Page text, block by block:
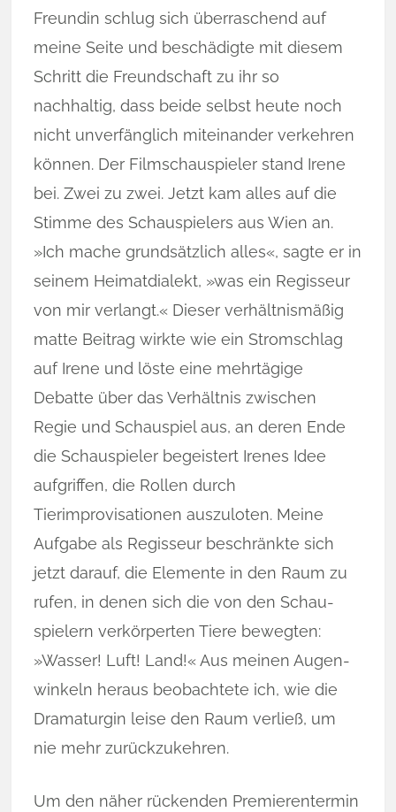
Freundin schlug sich überraschend auf
meine Seite und beschädigte mit diesem
Schritt die Freund­schaft zu ihr so
nachhaltig, dass beide selbst heute noch
nicht unverfänglich miteinander verkehren
können. Der Filmschauspieler stand Irene
bei. Zwei zu zwei. Jetzt kam alles auf die
Stimme des Schauspielers aus Wien an.
»Ich mache grundsätzlich alles«, sagte er in
seinem Heimatdialekt, »was ein Regisseur
von mir verlangt.« Dieser verhältnismäßig
matte Bei­trag wirkte wie ein Stromschlag
auf Irene und löste eine mehrtägige
Debatte über das Ver­hältnis zwi­schen
Regie und Schauspiel aus, an deren Ende
die Schauspieler begeistert Irenes Idee
aufgriffen, die Rollen durch
Tierimprovisationen auszuloten. Meine
Aufgabe als Regisseur be­schränkte sich
jetzt da­rauf, die Elemente in den Raum zu
rufen, in denen sich die von den Schau­
spie­lern ver­körperten Tiere bewegten:
»Wasser! Luft! Land!« Aus meinen Augen­
win­keln heraus beobachtete ich, wie die
Dramaturgin leise den Raum verließ, um
nie mehr zurückzukehren.
Um den näher rückenden Premierentermin